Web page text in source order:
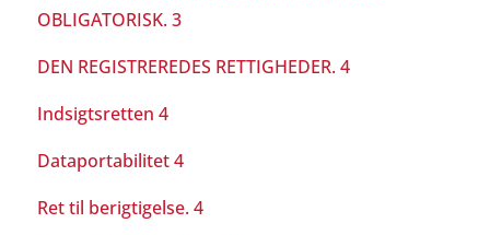
OBLIGATORISK. 3
DEN REGISTREREDES RETTIGHEDER. 4
Indsigtsretten 4
Dataportabilitet 4
Ret til berigtigelse. 4